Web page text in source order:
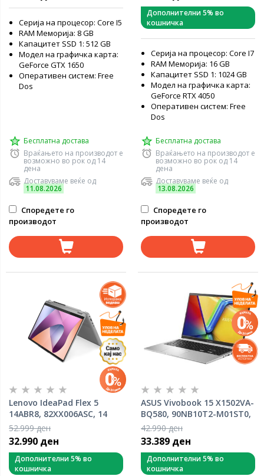
Серија на процесор: Core I5
RAM Меморија: 8 GB
Капацитет SSD 1: 512 GB
Модел на графичка карта:
GeForce GTX 1650
Оперативен систем: Free
Dos
Бесплатна достава
Враќањето на производот е
возможно во рок од 14
дена
Доставуваме веќе од
11.08.2026
Споредете го
производот
83DV005QRM лаптоп
Дополнителни 5% во
кошничка
Серија на процесор: Core I7
RAM Меморија: 16 GB
Капацитет SSD 1: 1024 GB
Модел на графичка карта:
GeForce RTX 4050
Оперативен систем: Free
Dos
Бесплатна достава
Враќањето на производот е
возможно во рок од 14
дена
Доставуваме веќе од
13.08.2026
Споредете го
производот
Lenovo IdeaPad Flex 5
14ABR8, 82XX006ASC, 14
WUXGA IPS Touchscreen
300nits, AMD Ryzen 5
7530U, 16GB RAM, 512GB
PCIe NVMe SSD, AMD
Radeon Graphics, Windows
52.999 ден
32.990 ден
Дополнителни 5% во
кошничка
ASUS Vivobook 15 X1502VA-
BQ580, 90NB10T2-M01ST0,
15.6" FHD IPS, Intel Core i7-
13620H, 16GB RAM, 512GB
PCIe SSD, Intel Iris Xe
Graphics, FreeDOS, лаптоп
42.990 ден
33.389 ден
Дополнителни 5% во
кошничка